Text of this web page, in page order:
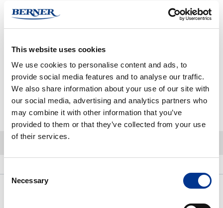
This website uses cookies
We use cookies to personalise content and ads, to
provide social media features and to analyse our traffic.
We also share information about your use of our site with
our social media, advertising and analytics partners who
may combine it with other information that you’ve
provided to them or that they’ve collected from your use
of their services.
Selection
Necessary
Varastosaldo:
Varastossa
Kun tilaat tuotteita yli määritellyn myyntierän, pyöristetään määrä aina
seuraavaan täyteen myyntierään
- + Lisää ostoskoriin